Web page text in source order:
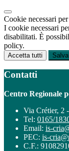
Cookie necessari
I cookie necessari
disabilitati. È
policy.
Accetta tutti
Contatti
Centro Regionale
Via Crétier, 2
Tel: 0165/
Email: is-
PEC: is-
C.F.: